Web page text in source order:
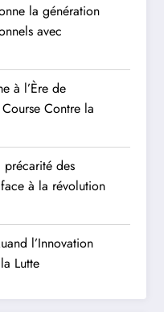
la génération
avec
à l’Ère de
Contre la
précarité des
à la révolution
l’Innovation
Lutte